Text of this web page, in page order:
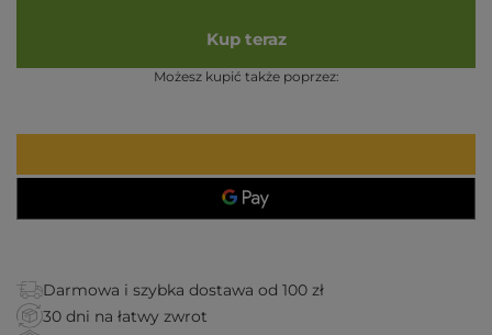
Kup teraz
Możesz kupić także poprzez:
Darmowa i szybka dostawa od 100 zł
30 dni na łatwy zwrot